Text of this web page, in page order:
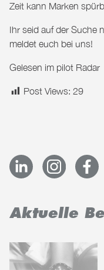
Zeit kann Marken
Ihr seid auf der Suche
meldet euch bei uns!
Gelesen im pilot Radar
Post Views: 29
Aktuelle